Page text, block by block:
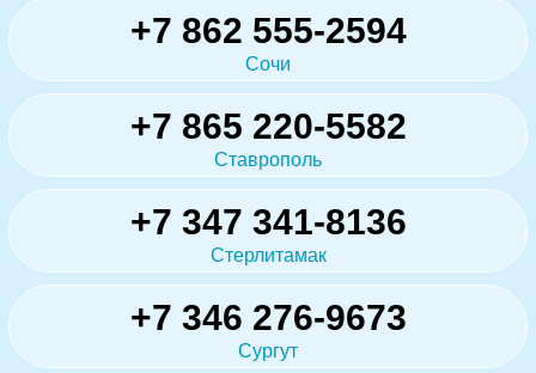
+7 862 555-2594
Сочи
+7 865 220-5582
Ставрополь
+7 347 341-8136
Стерлитамак
+7 346 276-9673
Сургут